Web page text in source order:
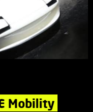
Mobility